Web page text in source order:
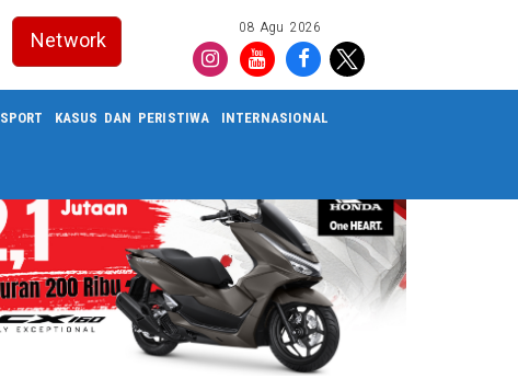
Network 08 Agu 2026
SPORT KASUS DAN PERISTIWA INTERNASIONAL